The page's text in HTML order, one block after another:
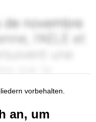
vorbehalten.
an, um